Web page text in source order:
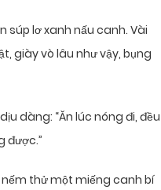
súp lơ xanh nấu canh. Vài
giày vò lâu như vậy, bụng
dàng: “Ăn lúc nóng đi, đều
được.”
nếm thử một miếng canh bí